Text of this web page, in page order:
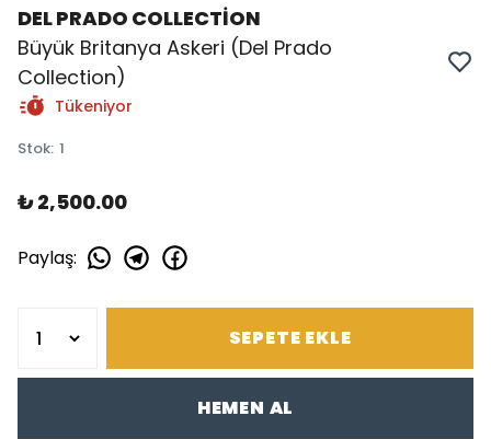
DEL PRADO COLLECTİON
Büyük Britanya Askeri (Del Prado
Collection)
Tükeniyor
Stok: 1
₺ 2,500.00
Paylaş:
SEPETE EKLE
HEMEN AL